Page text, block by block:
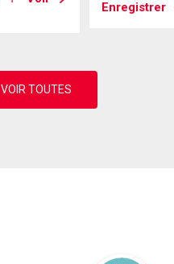
Enregistrer